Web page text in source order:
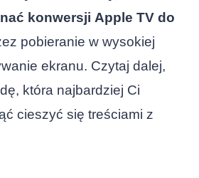
konwersji Apple TV do
pobieranie w wysokiej
ekranu. Czytaj dalej,
która najbardziej Ci
cieszyć się treściami z